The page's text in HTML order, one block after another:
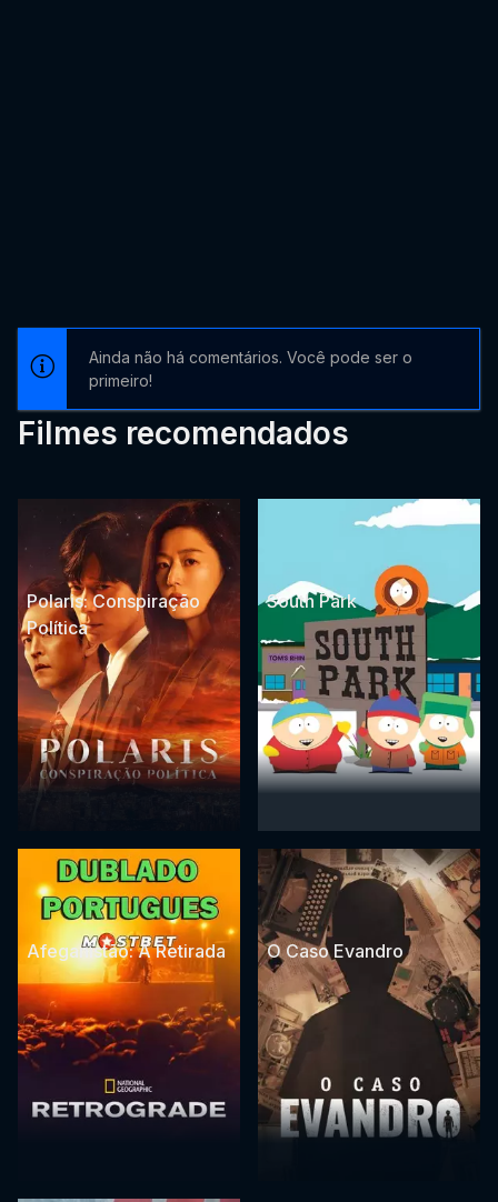
Ainda não há comentários. Você pode ser o
primeiro!
Filmes recomendados
Polaris: Conspiração
Política
South Park
Afeganistão: A Retirada O Caso Evandro